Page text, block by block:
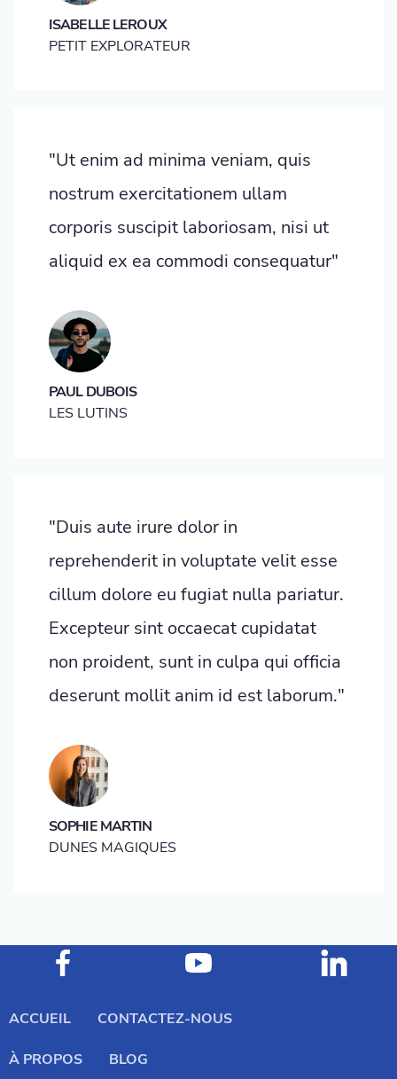
ISABELLE LEROUX
PETIT EXPLORATEUR
"Ut enim ad minima veniam, quis
nostrum exercitationem ullam
corporis suscipit laboriosam, nisi ut
aliquid ex ea commodi consequatur"
PAUL DUBOIS
LES LUTINS
"Duis aute irure dolor in
reprehenderit in voluptate velit esse
cillum dolore eu fugiat nulla pariatur.
Excepteur sint occaecat cupidatat
non proident, sunt in culpa qui officia
deserunt mollit anim id est laborum."
SOPHIE MARTIN
DUNES MAGIQUES
ACCUEIL CONTACTEZ-NOUS
À PROPOS BLOG